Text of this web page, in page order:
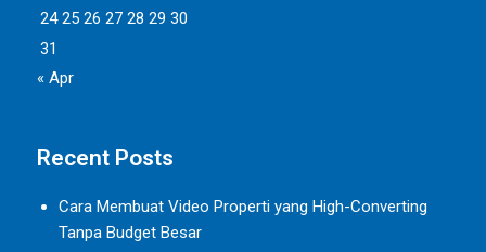
24 25 26 27 28 29 30
31
« Apr
Recent Posts
Cara Membuat Video Properti yang High-Converting
Tanpa Budget Besar